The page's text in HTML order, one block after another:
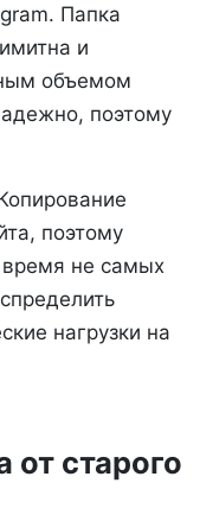
Папка
и
объемом
поэтому
поэтому
время не самых
нагрузки на
от старого